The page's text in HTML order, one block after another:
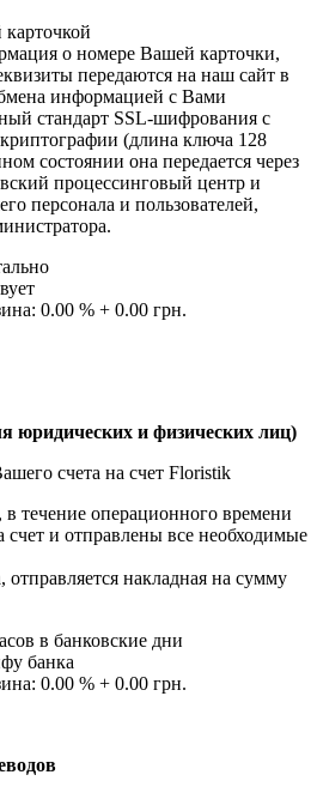
о номере Вашей карточки,
передаются на наш сайт в
информацией с Вами
стандарт SSL-шифрования с
(длина ключа 128
состоянии она передается через
процессинговый центр и
персонала и пользователей,
0.00 % + 0.00 грн.
юридических и физических лиц)
счета на счет Floristik
в течение операционного времени
счет и отправлены все необходимые
накладная на сумму
в банковские дни
банка
0.00 % + 0.00 грн.